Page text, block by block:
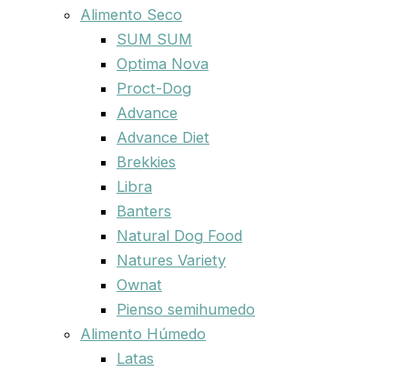
Alimento Seco
SUM SUM
Optima Nova
Proct-Dog
Advance
Advance Diet
Brekkies
Libra
Banters
Natural Dog Food
Natures Variety
Ownat
Pienso semihumedo
Alimento Húmedo
Latas